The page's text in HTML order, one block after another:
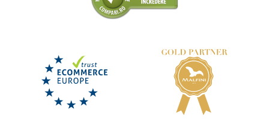
Mănuși sport softshell